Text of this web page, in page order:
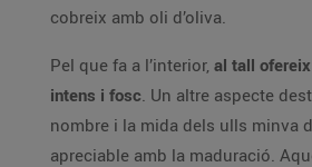
cobreix amb oli d’oliva.
Pel que fa a l’interior, al tall
intens i fosc. Un altre aspecte
nombre i la mida dels ulls minva
apreciable amb la maduració.